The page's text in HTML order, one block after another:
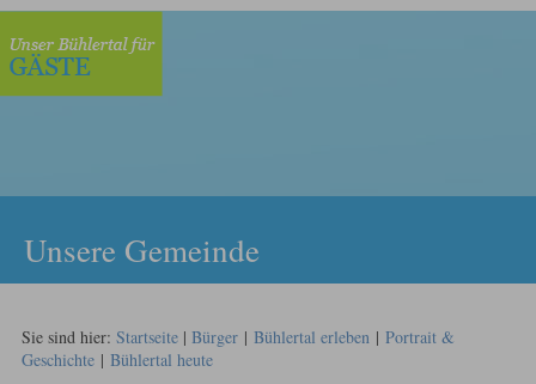
Unsere Gemeinde
Sie sind hier: Startseite | Bürger| Bühlertal erleben| Portrait &
Geschichte| Bühlertal heute